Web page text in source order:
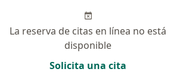
La reserva de citas en línea no está
disponible
Solicita una cita